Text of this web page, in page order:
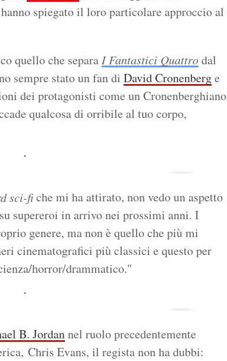
hanno spiegato il loro particolare approccio al
quello che separaI Fantastici Quattrodal
sempre stato un fan di David Cronenberge
dei protagonisti come un Cronenberghiano
qualcosa di orribile al tuo corpo,
sci-fiche mi ha attirato, non vedo un aspetto
supereroi in arrivo nei prossimi anni. I
genere, ma non è quello che più mi
cinematografici più classici e questo per
horror/drammatico."
B. Jordannel ruolo precedentemente
Chris Evans, il regista non ha dubbi: